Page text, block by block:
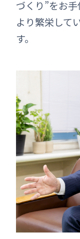
づくり”をお
より繁栄して
す。